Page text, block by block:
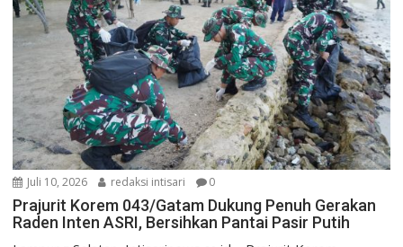
Juli 10, 2026 redaksi intisari 0
Prajurit Korem 043/Gatam Dukung Penuh Gerakan
Raden Inten ASRI, Bersihkan Pantai Pasir Putih